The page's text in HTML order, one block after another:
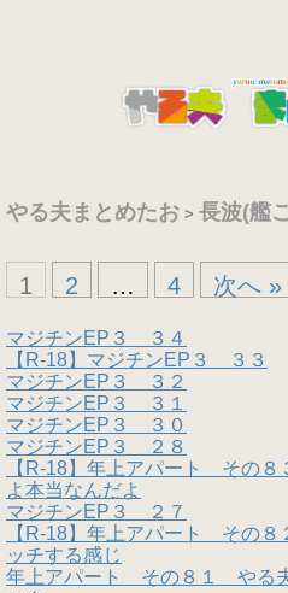
やる夫まとめたお > 長波(艦
1 2 … 4 次へ »
マジチンEP３ ３４
【R-18】マジチンEP３ ３３
マジチンEP３ ３２
マジチンEP３ ３１
マジチンEP３ ３０
マジチンEP３ ２８
【R-18】年上アパート その
よ本当なんだよ
マジチンEP３ ２７
【R-18】年上アパート その
ッチする感じ
年上アパート その８１ やる